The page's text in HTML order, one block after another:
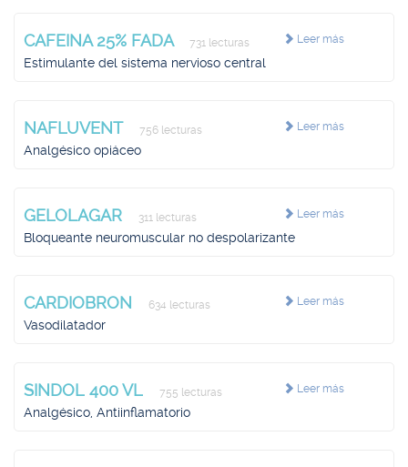
Leer más
CAFEINA 25% FADA 731 lecturas
Estimulante del sistema nervioso central
Leer más
NAFLUVENT 756 lecturas
Analgésico opiáceo
Leer más
GELOLAGAR 311 lecturas
Bloqueante neuromuscular no despolarizante
Leer más
CARDIOBRON 634 lecturas
Vasodilatador
Leer más
SINDOL 400 VL 755 lecturas
Analgésico, Antiinflamatorio